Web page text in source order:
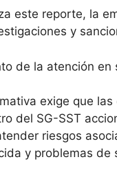
este reporte, la
y
de la atención en
exige que las
del SG-SST
riesgos
y problemas de